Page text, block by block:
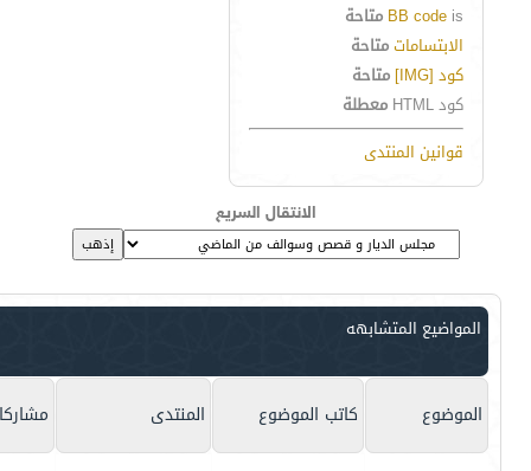
BB code is
متاحة
الابتساماتمتاحة
كود [IMG]
متاحة
كود HTML
معطلة
قوانين المنتدى
الانتقال السريع
المواضيع المتشابهه
الموضوع كاتب الموضوع المنتدى